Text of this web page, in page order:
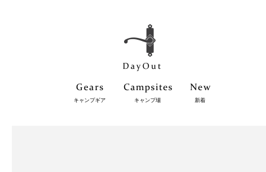
キャンプギア キャンプ場 新着